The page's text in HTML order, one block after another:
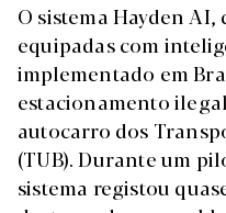
O sistema Hayden
equipadas com
implementado em
estacionamento
autocarro dos
(TUB). Durante um
sistema registou